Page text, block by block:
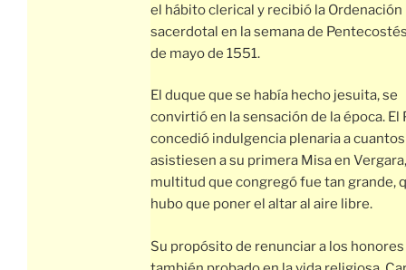
el hábito clerical y recibió la Ordenación
sacerdotal en la semana de
de mayo de 1551.
El duque que se había hecho jesuita, se
convirtió en la sensación de la época. El
concedió indulgencia plenaria a cuantos
asistiesen a su primera Misa en
multitud que congregó fue tan grande,
hubo que poner el altar al aire libre.
Su propósito de renunciar a los